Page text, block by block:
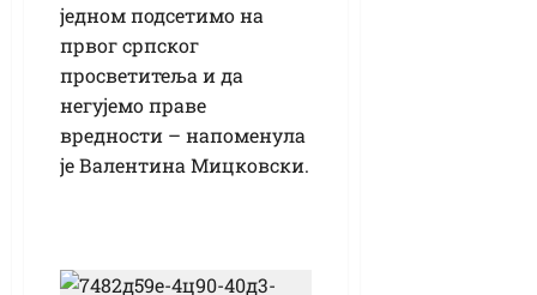
једном подсетимо на
првог српског
просветитеља и да
негујемо праве
вредности – напоменула
је Валентина Мицковски.